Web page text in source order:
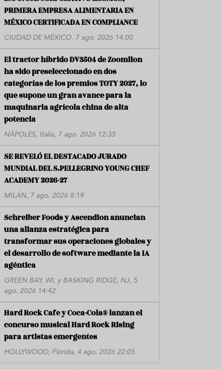
PRIMERA EMPRESA ALIMENTARIA EN
MÉXICO CERTIFICADA EN COMPLIANCE
CIUDAD DE MÉXICO, 7 ago. 2026 14:00
El tractor híbrido DV3504 de Zoomlion
ha sido preseleccionado en dos
categorías de los premios TOTY 2027, lo
que supone un gran avance para la
maquinaria agrícola china de alta
potencia
NÁPOLES, Italia, 7 ago. 2026 12:35
SE REVELÓ EL DESTACADO JURADO
MUNDIAL DEL S.PELLEGRINO YOUNG CHEF
ACADEMY 2026-27
MILÁN, 7 ago. 2026 8:19
Schreiber Foods y Ascendion anuncian
una alianza estratégica para
transformar sus operaciones globales y
el desarrollo de software mediante la IA
agéntica
GREEN BAY, WI, y BASKING RIDGE, NJ, 5
ago. 2026 14:42
Hard Rock Cafe y Coca-Cola® lanzan el
concurso musical Hard Rock Rising
para artistas emergentes
HOLLYWOOD, Florida, 4 ago. 2026 22:05